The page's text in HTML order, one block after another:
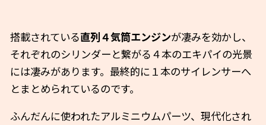
搭載されている直列４気筒エンジンが凄みを効かし、
それぞれのシリンダーと繋がる４本のエキパイの光景
には凄みがあります。最終的に１本のサイレンサーへ
とまとめられているのです。
ふんだんに使われたアルミニウムパーツ、現代化され